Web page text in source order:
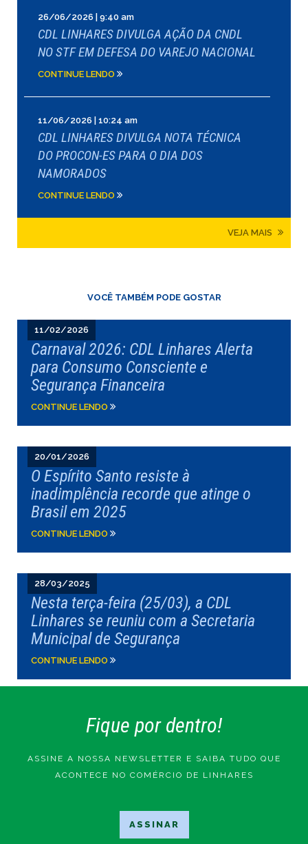
26/06/2026 | 9:40 am
CDL LINHARES DIVULGA AÇÃO DA CNDL
NO STF EM DEFESA DO VAREJO NACIONAL
CONTINUE LENDO
11/06/2026 | 10:24 am
CDL LINHARES DIVULGA NOTA TÉCNICA
DO PROCON-ES PARA O DIA DOS
NAMORADOS
CONTINUE LENDO
VEJA MAIS
VOCÊ TAMBÉM PODE GOSTAR
11/02/2026
Carnaval 2026: CDL Linhares Alerta
para Consumo Consciente e
Segurança Financeira
CONTINUE LENDO
20/01/2026
O Espírito Santo resiste à
inadimplência recorde que atinge o
Brasil em 2025
CONTINUE LENDO
28/03/2025
Nesta terça-feira (25/03), a CDL
Linhares se reuniu com a Secretaria
Municipal de Segurança
CONTINUE LENDO
Fique por dentro!
ASSINE A NOSSA NEWSLETTER E SAIBA TUDO QUE
ACONTECE NO COMÉRCIO DE LINHARES